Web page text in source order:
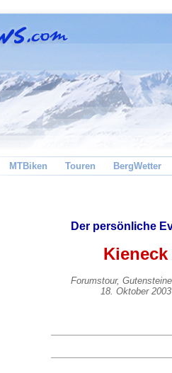
MTBiken Touren BergWetter
Der persönliche
Kieneck
Forumstour,
18. Oktober 2003